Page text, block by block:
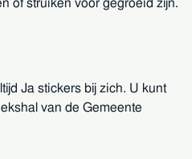
of struiken voor gegroeid zijn.
Ja stickers bij zich. U kunt
van de Gemeente